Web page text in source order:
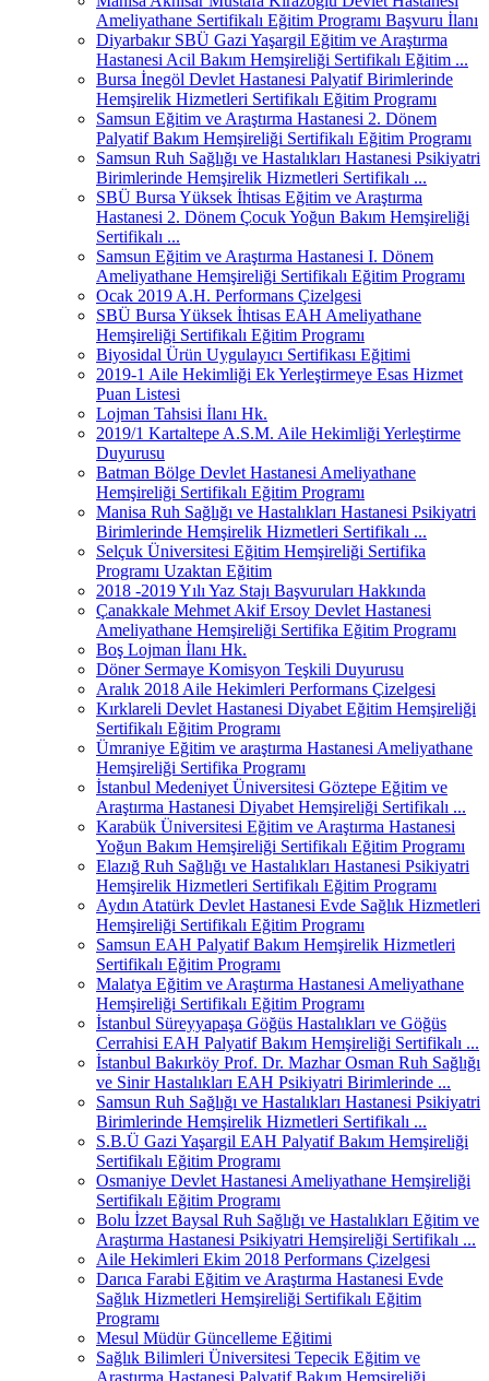
Ameliyathane Sertifikalı Eğitim Programı Başvuru İlanı
Diyarbakır SBÜ Gazi Yaşargil Eğitim ve Araştırma
Hastanesi Acil Bakım Hemşireliği Sertifikalı Eğitim ...
Bursa İnegöl Devlet Hastanesi Palyatif Birimlerinde
Hemşirelik Hizmetleri Sertifikalı Eğitim Programı
Samsun Eğitim ve Araştırma Hastanesi 2. Dönem
Palyatif Bakım Hemşireliği Sertifikalı Eğitim Programı
Samsun Ruh Sağlığı ve Hastalıkları Hastanesi Psikiyatri
Birimlerinde Hemşirelik Hizmetleri Sertifikalı ...
SBÜ Bursa Yüksek İhtisas Eğitim ve Araştırma
Hastanesi 2. Dönem Çocuk Yoğun Bakım Hemşireliği
Sertifikalı ...
Samsun Eğitim ve Araştırma Hastanesi I. Dönem
Ameliyathane Hemşireliği Sertifikalı Eğitim Programı
Ocak 2019 A.H. Performans Çizelgesi
SBÜ Bursa Yüksek İhtisas EAH Ameliyathane
Hemşireliği Sertifikalı Eğitim Programı
Biyosidal Ürün Uygulayıcı Sertifikası Eğitimi
2019-1 Aile Hekimliği Ek Yerleştirmeye Esas Hizmet
Puan Listesi
Lojman Tahsisi İlanı Hk.
2019/1 Kartaltepe A.S.M. Aile Hekimliği Yerleştirme
Duyurusu
Batman Bölge Devlet Hastanesi Ameliyathane
Hemşireliği Sertifikalı Eğitim Programı
Manisa Ruh Sağlığı ve Hastalıkları Hastanesi Psikiyatri
Birimlerinde Hemşirelik Hizmetleri Sertifikalı ...
Selçuk Üniversitesi Eğitim Hemşireliği Sertifika
Programı Uzaktan Eğitim
2018 -2019 Yılı Yaz Stajı Başvuruları Hakkında
Çanakkale Mehmet Akif Ersoy Devlet Hastanesi
Ameliyathane Hemşireliği Sertifika Eğitim Programı
Boş Lojman İlanı Hk.
Döner Sermaye Komisyon Teşkili Duyurusu
Aralık 2018 Aile Hekimleri Performans Çizelgesi
Kırklareli Devlet Hastanesi Diyabet Eğitim Hemşireliği
Sertifikalı Eğitim Programı
Ümraniye Eğitim ve araştırma Hastanesi Ameliyathane
Hemşireliği Sertifika Programı
İstanbul Medeniyet Üniversitesi Göztepe Eğitim ve
Araştırma Hastanesi Diyabet Hemşireliği Sertifikalı ...
Karabük Üniversitesi Eğitim ve Araştırma Hastanesi
Yoğun Bakım Hemşireliği Sertifikalı Eğitim Programı
Elazığ Ruh Sağlığı ve Hastalıkları Hastanesi Psikiyatri
Hemşirelik Hizmetleri Sertifikalı Eğitim Programı
Aydın Atatürk Devlet Hastanesi Evde Sağlık Hizmetleri
Hemşireliği Sertifikalı Eğitim Programı
Samsun EAH Palyatif Bakım Hemşirelik Hizmetleri
Sertifikalı Eğitim Programı
Malatya Eğitim ve Araştırma Hastanesi Ameliyathane
Hemşireliği Sertifikalı Eğitim Programı
İstanbul Süreyyapaşa Göğüs Hastalıkları ve Göğüs
Cerrahisi EAH Palyatif Bakım Hemşireliği Sertifikalı ...
İstanbul Bakırköy Prof. Dr. Mazhar Osman Ruh Sağlığı
ve Sinir Hastalıkları EAH Psikiyatri Birimlerinde ...
Samsun Ruh Sağlığı ve Hastalıkları Hastanesi Psikiyatri
Birimlerinde Hemşirelik Hizmetleri Sertifikalı ...
S.B.Ü Gazi Yaşargil EAH Palyatif Bakım Hemşireliği
Sertifikalı Eğitim Programı
Osmaniye Devlet Hastanesi Ameliyathane Hemşireliği
Sertifikalı Eğitim Programı
Bolu İzzet Baysal Ruh Sağlığı ve Hastalıkları Eğitim ve
Araştırma Hastanesi Psikiyatri Hemşireliği Sertifikalı ...
Aile Hekimleri Ekim 2018 Performans Çizelgesi
Darıca Farabi Eğitim ve Araştırma Hastanesi Evde
Sağlık Hizmetleri Hemşireliği Sertifikalı Eğitim
Programı
Mesul Müdür Güncelleme Eğitimi
Sağlık Bilimleri Üniversitesi Tepecik Eğitim ve
Araştırma Hastanesi Palyatif Bakım Hemşireliği